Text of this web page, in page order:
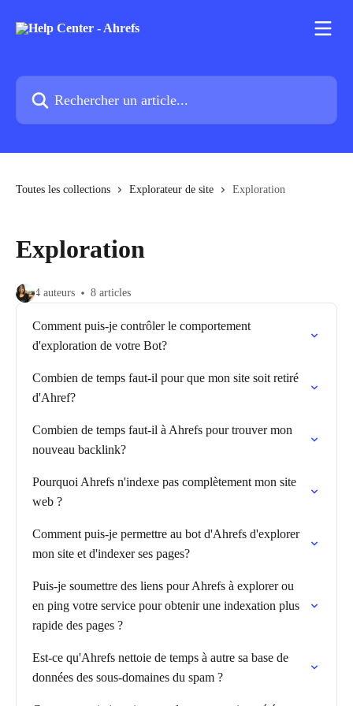
Rechercher un article...
Toutes les collections Explorateur de site Exploration
Exploration
4 auteurs 8 articles
Comment puis-je contrôler le comportement
d'exploration de votre Bot?
Combien de temps faut-il pour que mon site soit retiré
d'Ahref?
Combien de temps faut-il à Ahrefs pour trouver mon
nouveau backlink?
Pourquoi Ahrefs n'indexe pas complètement mon site
web ?
Comment puis-je permettre au bot d'Ahrefs d'explorer
mon site et d'indexer ses pages?
Puis-je soumettre des liens pour Ahrefs à explorer ou
en ping votre service pour obtenir une indexation plus
rapide des pages ?
Est-ce qu'Ahrefs nettoie de temps à autre sa base de
données des sous-domaines du spam ?